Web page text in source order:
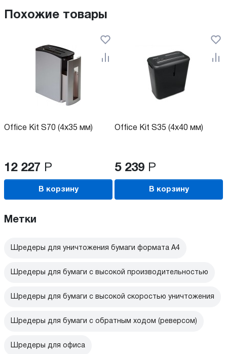
Похожие товары
Office Kit S70 (4x35 мм)
12 227 Р
В корзину
Office Kit S35 (4x40 мм)
5 239 Р
В корзину
Метки
Шредеры для уничтожения бумаги формата А4
Шредеры для бумаги с высокой производительностью
Шредеры для бумаги с высокой скоростью уничтожения
Шредеры для бумаги с обратным ходом (реверсом)
Шредеры для офиса